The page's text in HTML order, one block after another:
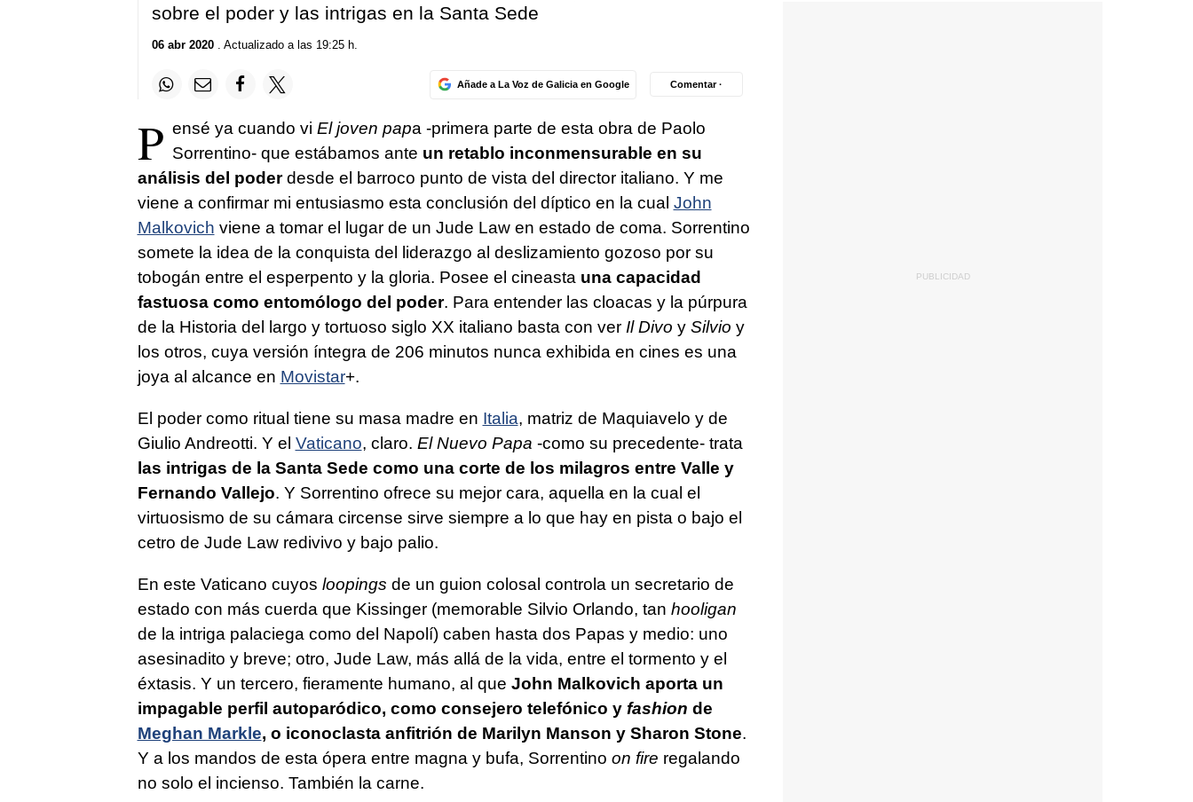
sobre el poder y las intrigas en la Santa Sede
06 abr 2020. Actualizado a las 19:25 h.
Añade a La Voz de Galicia en Google Comentar ·
P ensé ya cuando vi El joven papa -primera parte de esta obra de Paolo
Sorrentino- que estábamos ante un retablo inconmensurable en su
análisis del poderdesde el barroco punto de vista del director italiano. Y me
viene a confirmar mi entusiasmo esta conclusión del díptico en la cual John
Malkovich viene a tomar el lugar de un Jude Law en estado de coma. Sorrentino
somete la idea de la conquista del liderazgo al deslizamiento gozoso por su
tobogán entre el esperpento y la gloria. Posee el cineasta una capacidad
fastuosa como entomólogo del poder. Para entender las cloacas y la púrpura
de la Historia del largo y tortuoso siglo XX italiano basta con ver Il Divo y Silvio y
los otros, cuya versión íntegra de 206 minutos nunca exhibida en cines es una
joya al alcance en Movistar+.
El poder como ritual tiene su masa madre en Italia, matriz de Maquiavelo y de
Giulio Andreotti. Y el Vaticano, claro. El Nuevo Papa -como su precedente- trata
las intrigas de la Santa Sede como una corte de los milagros entre Valle y
Fernando Vallejo. Y Sorrentino ofrece su mejor cara, aquella en la cual el
virtuosismo de su cámara circense sirve siempre a lo que hay en pista o bajo el
cetro de Jude Law redivivo y bajo palio.
En este Vaticano cuyos loopings de un guion colosal controla un secretario de
estado con más cuerda que Kissinger (memorable Silvio Orlando, tan hooligan
de la intriga palaciega como del Napolí) caben hasta dos Papas y medio: uno
asesinadito y breve; otro, Jude Law, más allá de la vida, entre el tormento y el
éxtasis. Y un tercero, fieramente humano, al que John Malkovich aporta un
impagable perfil autoparódico, como consejero telefónico y fashion de
Meghan Markle, o iconoclasta anfitrión de Marilyn Manson y Sharon Stone.
Y a los mandos de esta ópera entre magna y bufa, Sorrentino on fire regalando
no solo el incienso. También la carne.